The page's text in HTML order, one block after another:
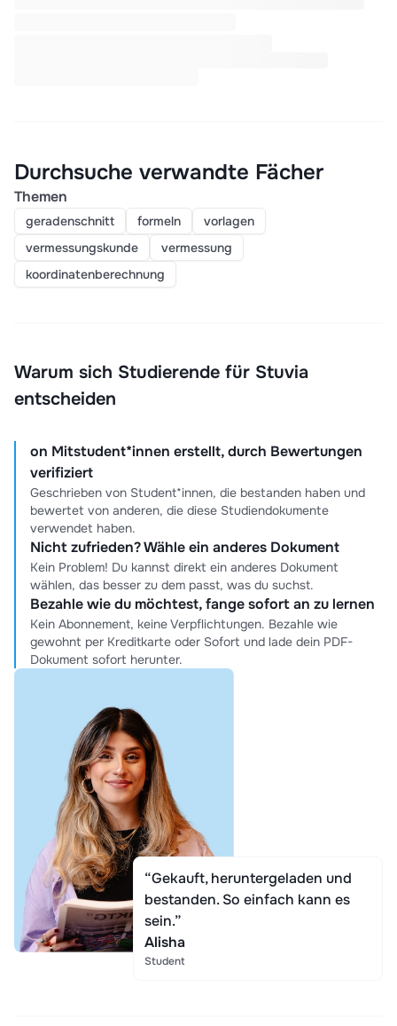
Durchsuche verwandte Fächer
Themen
geradenschnitt formeln
vorlagen
vermessungskunde
vermessung
koordinatenberechnung
Warum sich Studierende für Stuvia
entscheiden
on Mitstudent*innen erstellt, durch Bewertungen
verifiziert
Geschrieben von Student*innen, die bestanden haben und
bewertet von anderen, die diese Studiendokumente
verwendet haben.
Nicht zufrieden? Wähle ein anderes Dokument
Kein Problem! Du kannst direkt ein anderes Dokument
wählen, das besser zu dem passt, was du suchst.
Bezahle wie du möchtest, fange sofort an zu lernen
Kein Abonnement, keine Verpflichtungen. Bezahle wie
gewohnt per Kreditkarte oder Sofort und lade dein PDF-
Dokument sofort herunter.
“Gekauft, heruntergeladen und
bestanden. So einfach kann es
sein.”
Alisha
Student